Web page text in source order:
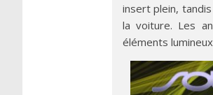
insert plein,
la voiture. Les
éléments